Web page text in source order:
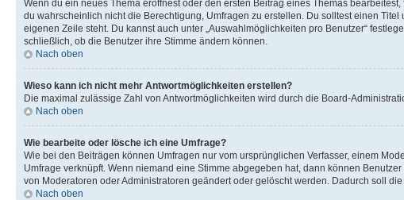
Wenn du ein neues Thema eröffnest oder den ersten Beitrag eines Themas
du wahrscheinlich nicht die Berechtigung, Umfragen zu erstellen. Du solltest einen
eigenen Zeile steht. Du kannst auch unter „Auswahlmöglichkeiten pro Benutzer“
schließlich, ob die Benutzer ihre Stimme ändern können.
Nach oben
Wieso kann ich nicht mehr Antwortmöglichkeiten erstellen?
Die maximal zulässige Zahl von Antwortmöglichkeiten wird durch die Board-
Nach oben
Wie bearbeite oder lösche ich eine Umfrage?
Wie bei den Beiträgen können Umfragen nur vom ursprünglichen Verfasser, einem
Umfrage verknüpft. Wenn niemand eine Stimme abgegeben hat, dann können
von Moderatoren oder Administratoren geändert oder gelöscht werden. Dadurch soll
Nach oben